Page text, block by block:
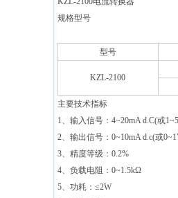
规格型号
型号
KZL-2100
主要技术指标
1、输入信号：4~20mA d.C(或
2、输出信号：0~10mA d.c(或
3、精度等级：0.2%
4、负载电阻：0~1.5kΩ
5、功耗：≤2W